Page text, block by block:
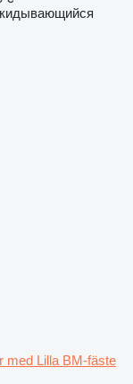
med Lilla BM-fäste